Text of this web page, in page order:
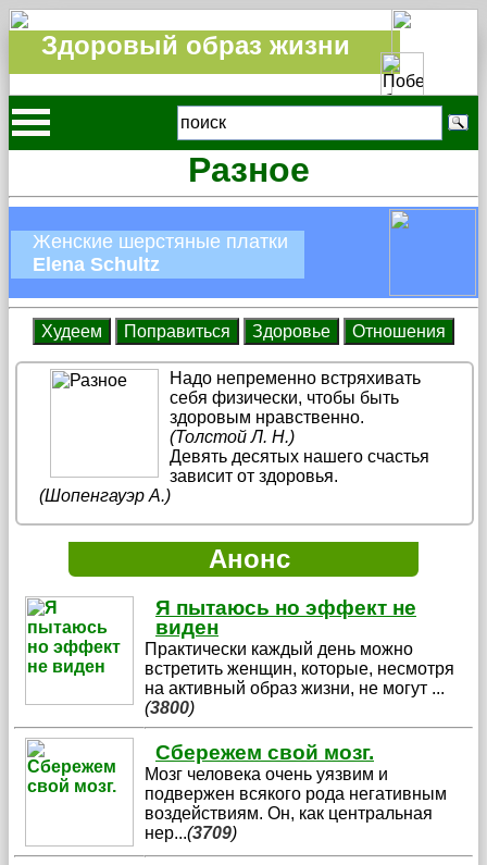
Здоровый образ жизни
Разное
Женские шерстяные платки
Elena Schultz
Надо непременно встряхивать
себя физически, чтобы быть
здоровым нравственно.
(Толстой Л. Н.)
Девять десятых нашего счастья
зависит от здоровья.
(Шопенгауэр А.)
Анонс
Я пытаюсь но эффект не
виден
Практически каждый день можно
встретить женщин, которые, несмотря
на активный образ жизни, не могут ...
(3800)
Сбережем свой мозг.
Мозг человека очень уязвим и
подвержен всякого рода негативным
воздействиям. Он, как центральная
нер...(3709)